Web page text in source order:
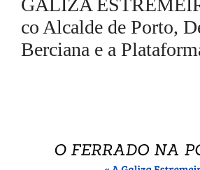
GALIZA
co Alcalde de Porto,
Berciana e a